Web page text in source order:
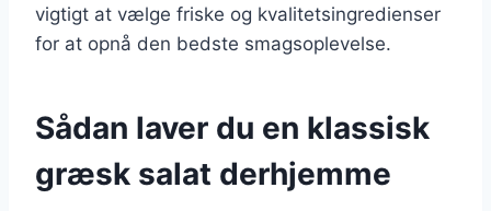
vigtigt at vælge friske og kvalitetsingredienser
for at opnå den bedste smagsoplevelse.
Sådan laver du en klassisk
græsk salat derhjemme